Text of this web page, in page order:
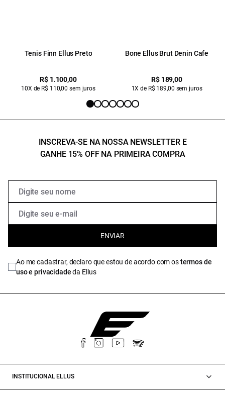
Tenis Finn Ellus Preto
R$ 1.100,00
10X de R$ 110,00 sem juros
Bone Ellus Brut Denin Cafe
R$ 189,00
1X de R$ 189,00 sem juros
INSCREVA-SE NA NOSSA NEWSLETTER E
GANHE 15% OFF NA PRIMEIRA COMPRA
ENVIAR
Ao me cadastrar, declaro que estou de acordo com ostermos de
uso e privacidadeda Ellus
INSTITUCIONAL ELLUS